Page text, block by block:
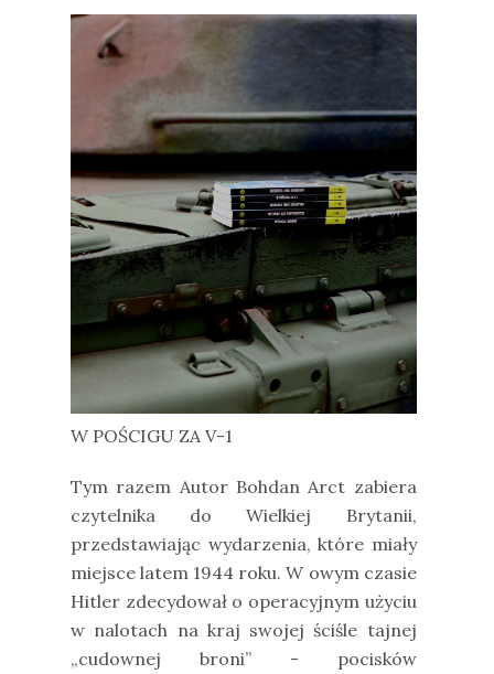
W POŚCIGU ZA V-1
Tym razem Autor Bohdan Arct zabiera
czytelnika do Wielkiej Brytanii,
przedstawiając wydarzenia, które miały
miejsce latem 1944 roku. W owym czasie
Hitler zdecydował o operacyjnym użyciu
w nalotach na kraj swojej ściśle tajnej
„cudownej broni” - pocisków